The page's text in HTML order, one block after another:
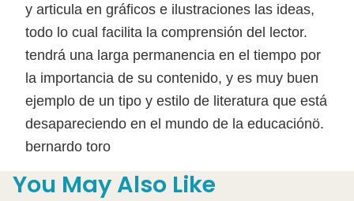
y articula en gráficos e ilustraciones las ideas,
todo lo cual facilita la comprensión del lector.
tendrá una larga permanencia en el tiempo por
la importancia de su contenido, y es muy buen
ejemplo de un tipo y estilo de literatura que está
desapareciendo en el mundo de la educaciónö.
bernardo toro
You May Also Like